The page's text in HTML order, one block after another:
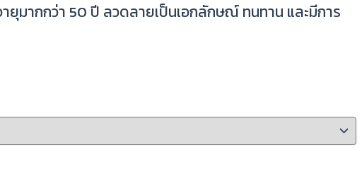
ยุมากกว่า 50 ปี ลวดลายเป็นเอกลักษณ์ ทนทาน และมีการ